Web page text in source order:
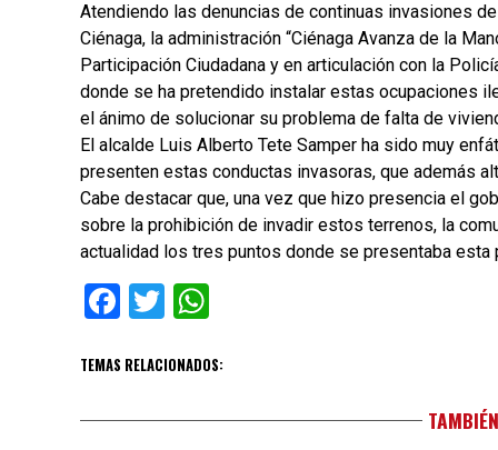
Atendiendo las denuncias de continuas invasiones
Ciénaga, la administración “Ciénaga Avanza de la
Participación Ciudadana y en articulación con la
donde se ha pretendido instalar estas ocupaciones
el ánimo de solucionar su problema de falta de
El alcalde Luis Alberto Tete Samper ha sido muy
presenten estas conductas invasoras, que además
Cabe destacar que, una vez que hizo presencia el
sobre la prohibición de invadir estos terrenos, la
actualidad los tres puntos donde se presentaba
Facebook
Twitter
TEMAS RELACIONADOS: